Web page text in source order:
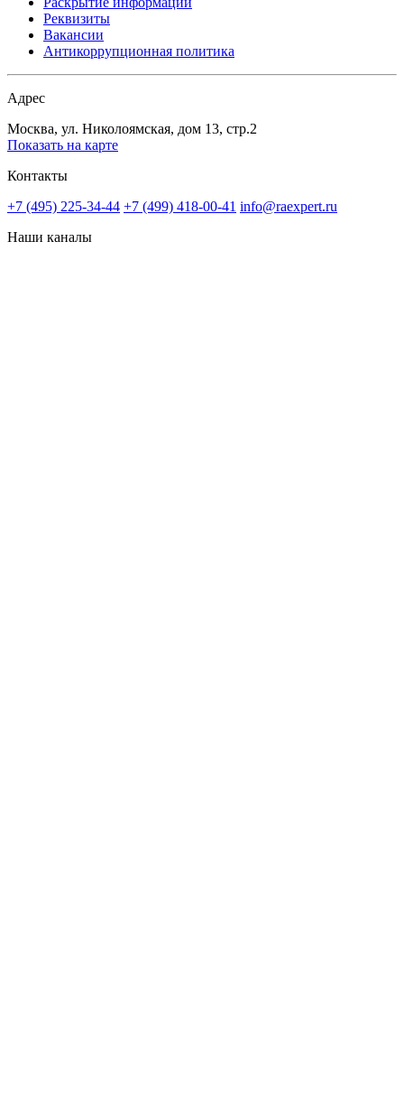
Реквизиты
Вакансии
Антикоррупционная политика
Адрес
Москва, ул. Николоямская, дом 13, стр.2
Показать на карте
Контакты
+7 (495) 225-34-44 +7 (499) 418-00-41 info@raexpert.ru
Наши каналы